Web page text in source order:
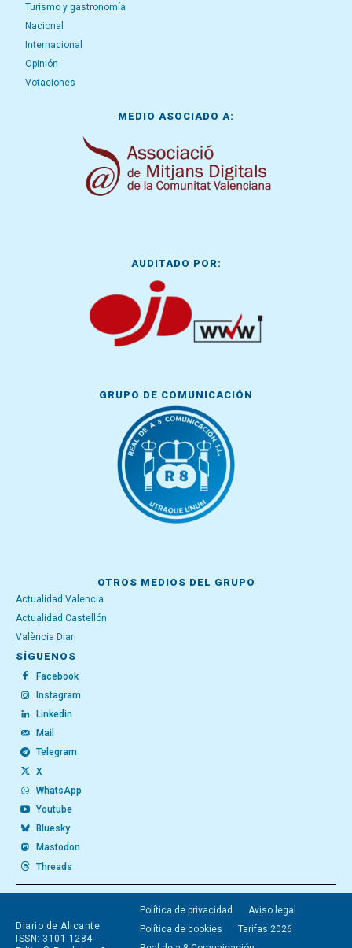
Turismo y gastronomía
Nacional
Internacional
Opinión
Votaciones
MEDIO ASOCIADO A:
AUDITADO POR:
GRUPO DE COMUNICACIÓN
OTROS MEDIOS DEL GRUPO
Actualidad Valencia
Actualidad Castellón
València Diari
SÍGUENOS
Facebook
Instagram
Linkedin
Mail
Telegram
X
WhatsApp
Youtube
Bluesky
Mastodon
Threads
Diario de Alicante
ISSN: 3101-1284 -
Política de privacidad
Aviso legal
Política de cookies
Tarifas 2026